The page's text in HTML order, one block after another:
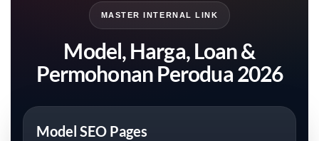
MASTER INTERNAL LINK
Model, Harga, Loan &
Permohonan Perodua 2026
Model SEO Pages